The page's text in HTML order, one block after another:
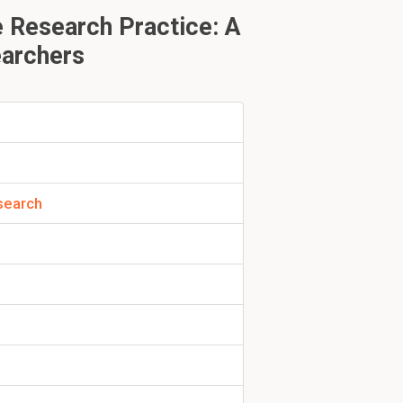
op
karakter
Research Practice: A